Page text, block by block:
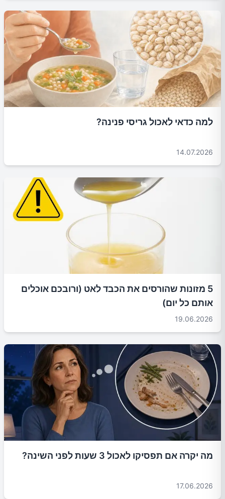
למה כדאי לאכול גריסי פנינה?
14.07.2026
5 מזונות שהורסים את הכבד לאט (ורובכם אוכלים
אותם כל יום)
19.06.2026
מה יקרה אם תפסיקו לאכול 3 שעות לפני השינה?
17.06.2026